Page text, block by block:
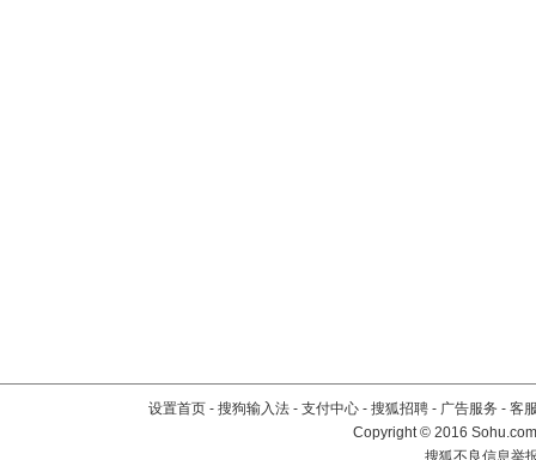
设置首页 - 搜狗输入法 - 支付中心 - 搜狐招聘 - 广告服务 - 客
Copyright©2016
搜狐不良信息举